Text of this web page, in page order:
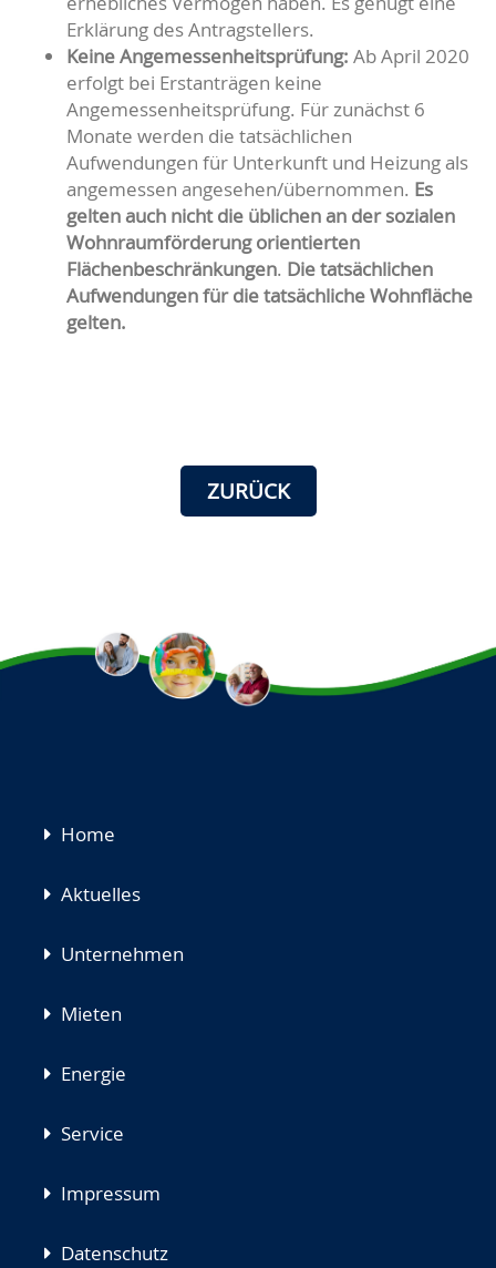
Erklärung des Antragstellers.
Keine Angemessenheitsprüfung: Ab April 2020
erfolgt bei Erstanträgen keine
Angemessenheitsprüfung. Für zunächst 6
Monate werden die tatsächlichen
Aufwendungen für Unterkunft und Heizung als
angemessen angesehen/übernommen. Es
gelten auch nicht die üblichen an der sozialen
Wohnraumförderung orientierten
Flächenbeschränkungen. Die tatsächlichen
Aufwendungen für die tatsächliche Wohnfläche
gelten.
ZURÜCK
Navigation
Home
Aktuelles
Unternehmen
Mieten
Energie
Service
Impressum
Datenschutz